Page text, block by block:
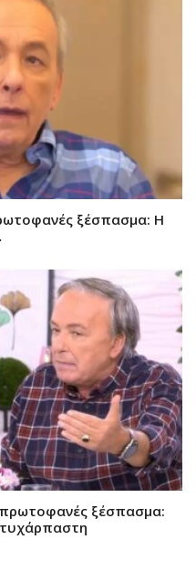
ξέσπασμα: Η
ξέσπασμα: